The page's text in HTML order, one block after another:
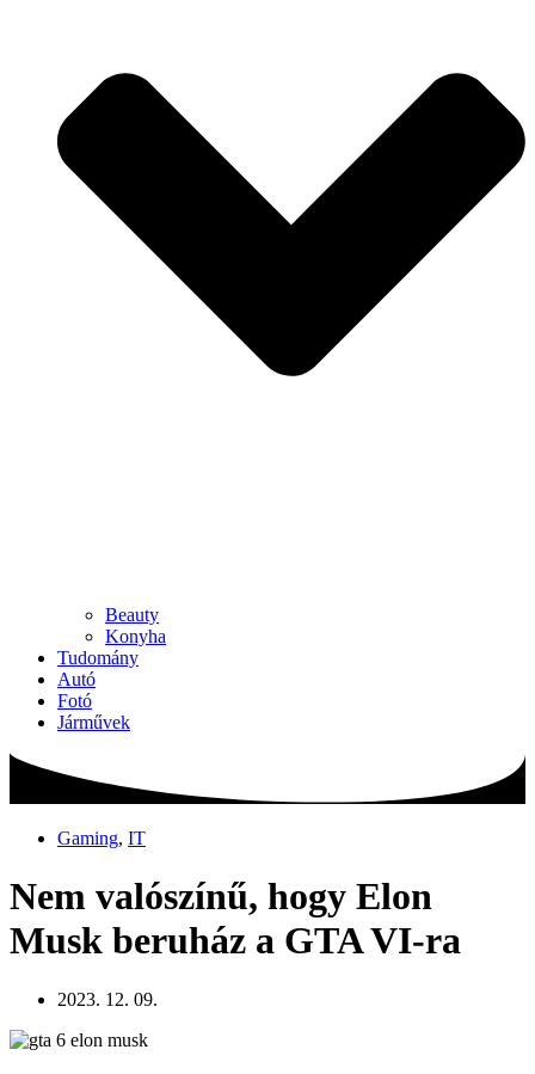
Beauty
Konyha
Tudomány
Autó
Fotó
Járművek
Gaming, IT
Nem valószínű, hogy Elon
Musk beruház a GTA VI-ra
2023. 12. 09.